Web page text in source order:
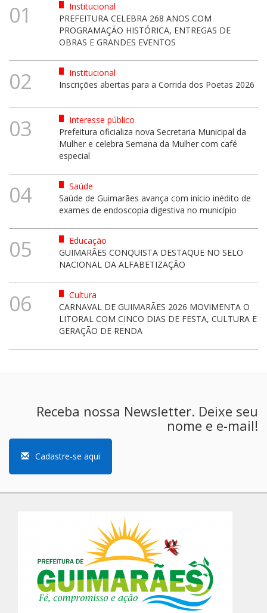
01
Institucional
PREFEITURA CELEBRA 268 ANOS COM
PROGRAMAÇÃO HISTÓRICA, ENTREGAS DE
OBRAS E GRANDES EVENTOS
02
Institucional
Inscrições abertas para a Corrida dos Poetas 2026
03
Interesse público
Prefeitura oficializa nova Secretaria Municipal da
Mulher e celebra Semana da Mulher com café
especial
04
Saúde
Saúde de Guimarães avança com início inédito de
exames de endoscopia digestiva no município
05
Educação
GUIMARÃES CONQUISTA DESTAQUE NO SELO
NACIONAL DA ALFABETIZAÇÃO
06
Cultura
CARNAVAL DE GUIMARÃES 2026 MOVIMENTA O
LITORAL COM CINCO DIAS DE FESTA, CULTURA E
GERAÇÃO DE RENDA
Receba nossa Newsletter. Deixe seu
nome e e-mail!
Cadastre-se aqui